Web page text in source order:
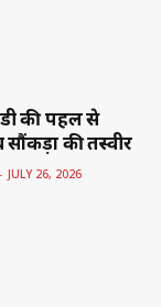
की पहल से
सौंकड़ा की तस्वीर
JULY 26, 2026